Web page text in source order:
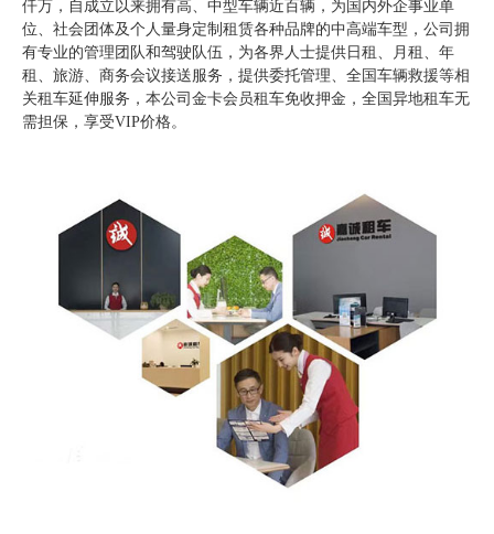
仟万，自成立以来拥有高、中型车辆近百辆，为国内外企事业单
位、社会团体及个人量身定制租赁各种品牌的中高端车型，公司拥
有专业的管理团队和驾驶队伍，为各界人士提供日租、月租、年
租、旅游、商务会议接送服务，提供委托管理、全国车辆救援等相
关租车延伸服务，本公司金卡会员租车免收押金，全国异地租车无
需担保，享受VIP价格。